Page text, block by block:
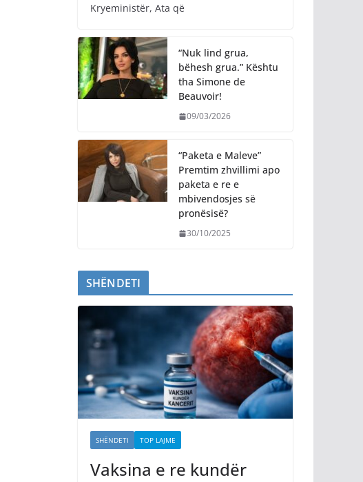
Kryeministër, Ata që
“Nuk lind grua,
bëhesh grua.” Kështu
tha Simone de
Beauvoir!
09/03/2026
“Paketa e Maleve”
Premtim zhvillimi apo
paketa e re e
mbivendosjes së
pronësisë?
30/10/2025
SHËNDETI
SHËNDETI TOP LAJME
Vaksina e re kundër